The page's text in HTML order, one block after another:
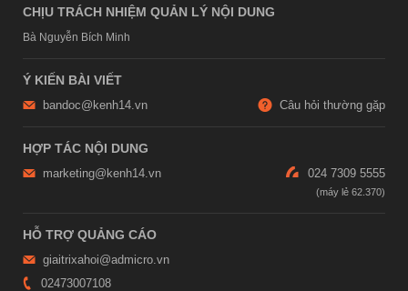
CHỊU TRÁCH NHIỆM QUẢN LÝ NỘI DUNG
Bà Nguyễn Bích Minh
Ý KIẾN BÀI VIẾT
bandoc@kenh14.vn Câu hỏi thường gặp
HỢP TÁC NỘI DUNG
marketing@kenh14.vn 024 7309 5555
HỖ TRỢ QUẢNG CÁO
giaitrixahoi@admicro.vn
02473007108